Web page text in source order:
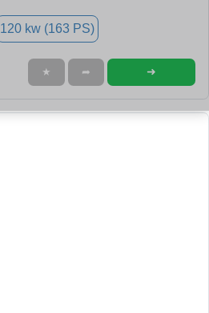
120 kw (163 PS)
★ ➦ ➜